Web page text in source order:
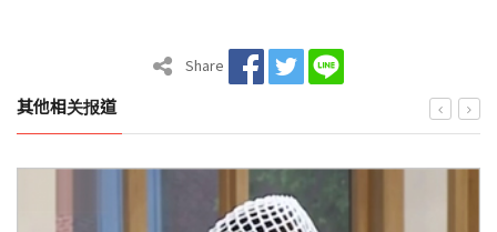
Share
其他相关报道